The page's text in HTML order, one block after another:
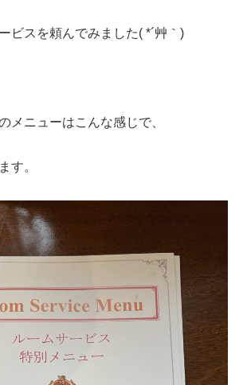
ビスを頼んでみました( *´艸｀)
メニューはこんな感じで、
す。